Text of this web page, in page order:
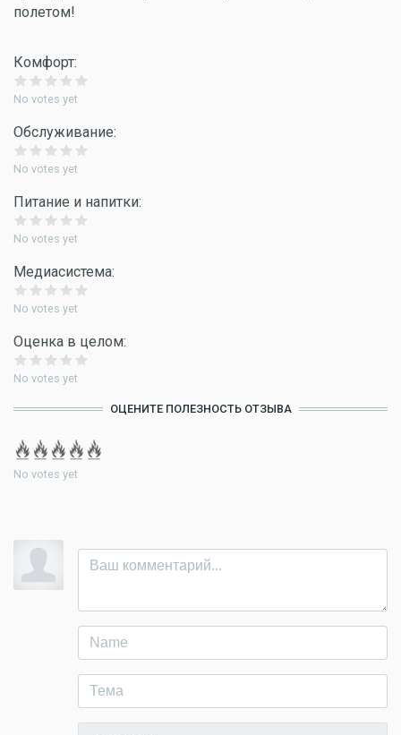
полетом!
Комфорт:
No votes yet
Обслуживание:
No votes yet
Питание и напитки:
No votes yet
Медиасистема:
No votes yet
Оценка в целом:
No votes yet
ОЦЕНИТЕ ПОЛЕЗНОСТЬ ОТЗЫВА
No votes yet